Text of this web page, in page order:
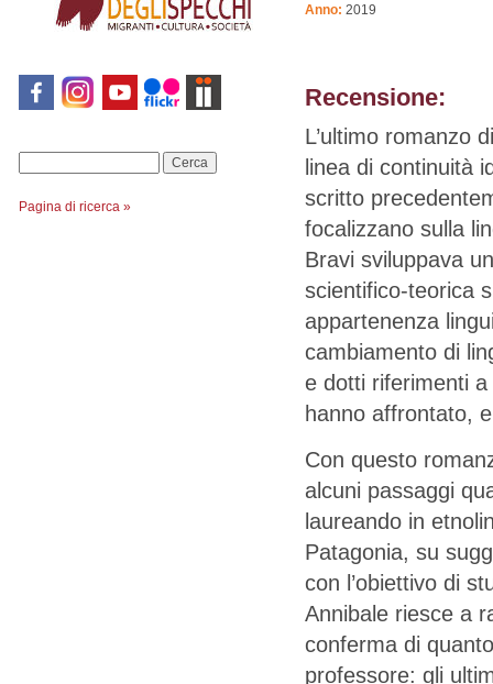
Pagina di ricerca »
Anno: 2019
Recensione:
L’ultimo romanzo
linea di continuità
scritto
focalizzano sulla
Bravi sviluppava
scientifico-teorica
appartenenza
cambiamento di
e dotti riferimenti
hanno affrontato,
Con questo
alcuni passaggi
laureando in
Patagonia, su
con l’obiettivo di
Annibale riesce a
conferma di
professore: gli